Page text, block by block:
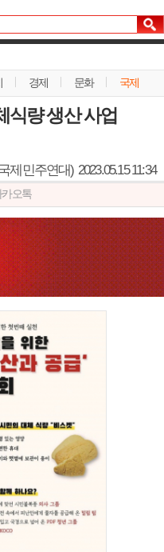
경제 문화 국제
식량 생산 사업
제민주연대) 2023.05.15 11:34
카오톡